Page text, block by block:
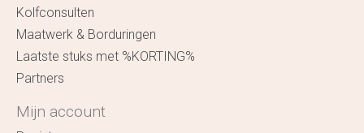
Kolfconsulten
Maatwerk & Borduringen
Laatste stuks met %KORTING%
Partners
Mijn account